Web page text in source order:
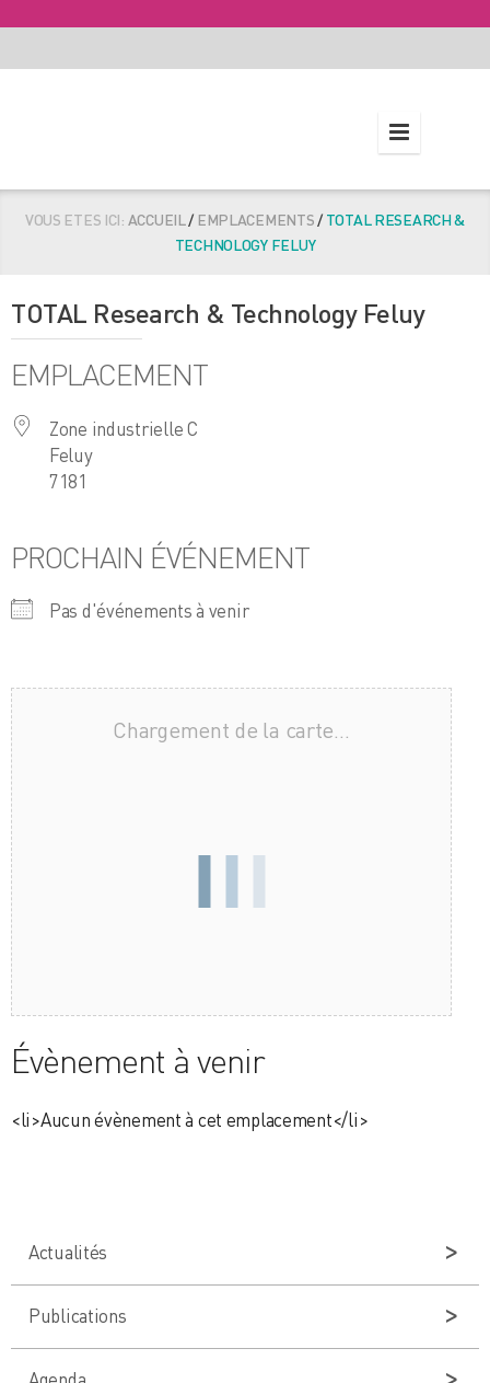
VOUS ETES ICI: ACCUEIL/EMPLACEMENTS/TOTAL RESEARCH &
TECHNOLOGY FELUY
TOTAL Research & Technology Feluy
EMPLACEMENT
Zone industrielle C
Feluy
7181
PROCHAIN ÉVÉNEMENT
Pas d'événements à venir
Chargement de la carte…
Évènement à venir
<li>Aucun évènement à cet emplacement</li>
Actualités
Publications